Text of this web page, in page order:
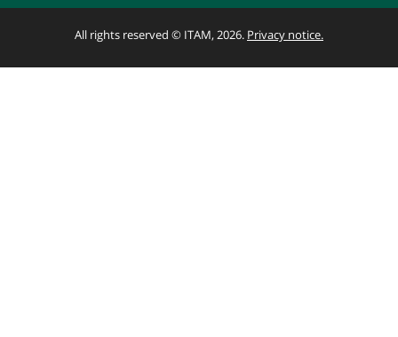
All rights reserved © ITAM, 2026. Privacy notice.